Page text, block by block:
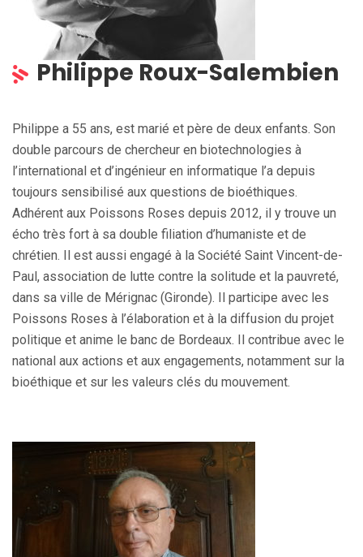
Philippe Roux-Salembien
Philippe a 55 ans, est marié et père de deux enfants. Son
double parcours de chercheur en biotechnologies à
l’international et d’ingénieur en informatique l’a depuis
toujours sensibilisé aux questions de bioéthiques.
Adhérent aux Poissons Roses depuis 2012, il y trouve un
écho très fort à sa double filiation d’humaniste et de
chrétien. Il est aussi engagé à la Société Saint Vincent-de-
Paul, association de lutte contre la solitude et la pauvreté,
dans sa ville de Mérignac (Gironde). Il participe avec les
Poissons Roses à l’élaboration et à la diffusion du projet
politique et anime le banc de Bordeaux. Il contribue avec le
national aux actions et aux engagements, notamment sur la
bioéthique et sur les valeurs clés du mouvement.